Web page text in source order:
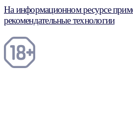
На информационном ресурсе
рекомендательные технологии